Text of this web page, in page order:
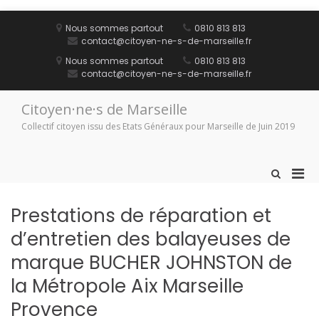
Nous sommes partout
0810 813 813
contact@citoyen-ne-s-de-marseille.fr
Nous sommes partout
0810 813 813
contact@citoyen-ne-s-de-marseille.fr
Citoyen·ne·s de Marseille
Collectif citoyen issu des Etats Généraux pour Marseille de Juin 2019
Afficher
Prestations de réparation et
d’entretien des balayeuses de
marque BUCHER JOHNSTON de
la Métropole Aix Marseille
Provence